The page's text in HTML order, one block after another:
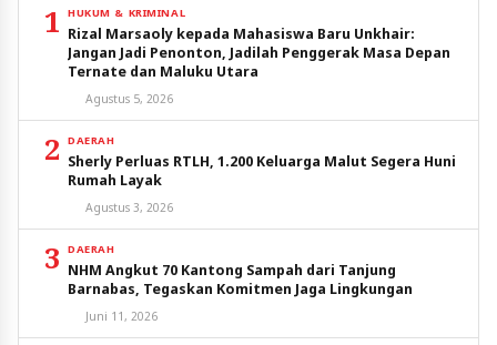
1 HUKUM & KRIMINAL
Rizal Marsaoly kepada Mahasiswa Baru Unkhair:
Jangan Jadi Penonton, Jadilah Penggerak Masa Depan
Ternate dan Maluku Utara
Agustus 5, 2026
2 DAERAH
Sherly Perluas RTLH, 1.200 Keluarga Malut Segera Huni
Rumah Layak
Agustus 3, 2026
3 DAERAH
NHM Angkut 70 Kantong Sampah dari Tanjung
Barnabas, Tegaskan Komitmen Jaga Lingkungan
Juni 11, 2026